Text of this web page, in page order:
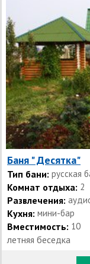
Баня " Десятка"
Тип бани: русская
Комнат отдыха: 2
Развлечения:
Кухня: мини-бар
Вместимость: 10
летняя беседка